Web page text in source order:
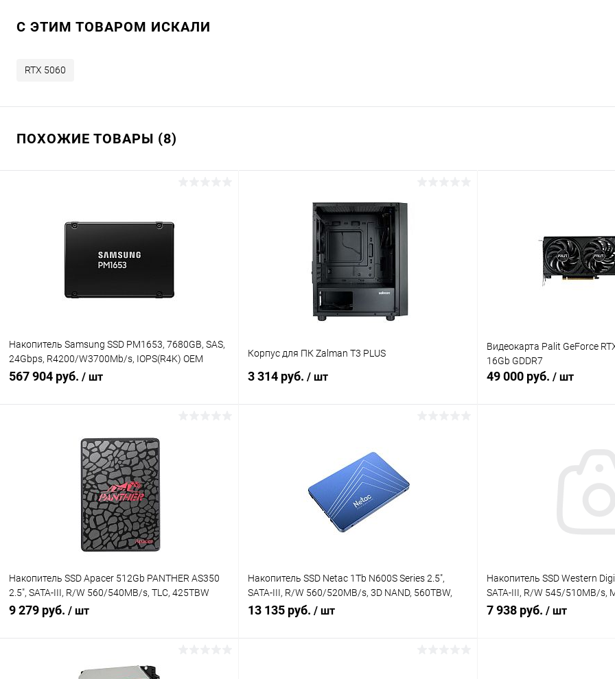
C ЭТИМ ТОВАРОМ ИСКАЛИ
RTX 5060
ПОХОЖИЕ ТОВАРЫ (8)
Накопитель Samsung SSD PM1653, 7680GB, SAS,
24Gbps, R4200/W3700Mb/s, IOPS(R4K) OEM
(MZILG7T6HBLA-00A07)
567 904 руб. / шт
Купить в 1 клик Сравнение
В наличии
Корпус для ПК Zalman T3 PLUS
3 314 руб. / шт
Сравнение
В избранное В наличии
Видеокарта Palit GeForce
16Gb GDDR7
49 000 руб. / шт
Накопитель SSD Apacer 512Gb PANTHER AS350
2.5", SATA-III, R/W 560/540MB/s, TLC, 425TBW
(AP512GAS350-1)
9 279 руб. / шт
В корзину
Накопитель SSD Netac 1Tb N600S Series 2.5",
SATA-III, R/W 560/520MB/s, 3D NAND, 560TBW,
RTL (NT01N600S-001T-S3X)
13 135 руб. / шт
Накопитель SSD Western
SATA-III, R/W 545/510MB/s,
(WDS250G5G0A)
7 938 руб. / шт